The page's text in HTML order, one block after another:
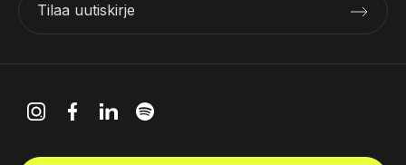
Tilaa uutiskirje